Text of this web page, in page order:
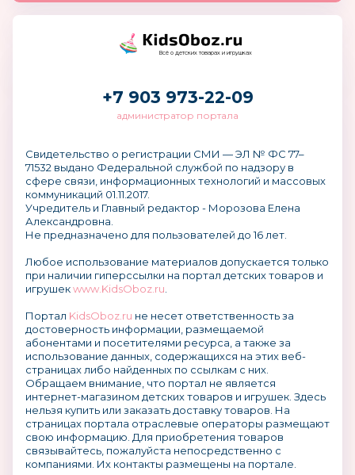
Всё о детских товарах и игрушках
+7 903 973-22-09
администратор портала
Свидетельство о регистрации СМИ — ЭЛ № ФС 77–
71532 выдано Федеральной службой по надзору в
сфере связи, информационных технологий и массовых
коммуникаций 01.11.2017.
Учредитель и Главный редактор - Морозова Елена
Александровна.
Не предназначено для пользователей до 16 лет.
Любое использование материалов допускается только
при наличии гиперссылки на портал детских товаров и
игрушекwww.KidsOboz.ru
Портал KidsOboz.ru не несет ответственность за
достоверность информации, размещаемой
абонентами и посетителями ресурса, а также за
использование данных, содержащихся на этих веб-
страницах либо найденных по ссылкам с них.
Обращаем внимание, что портал не является
интернет-магазином детских товаров и игрушек. Здесь
нельзя купить или заказать доставку товаров. На
страницах портала отраслевые операторы размещают
свою информацию. Для приобретения товаров
связывайтесь, пожалуйста непосредственно с
компаниями. Их контакты размещены на портале.